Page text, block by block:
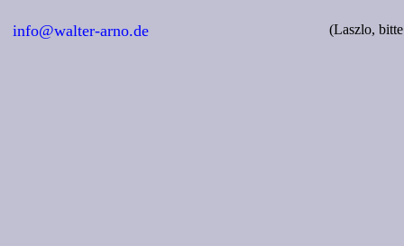
info@walter-arno.de (Laszlo,